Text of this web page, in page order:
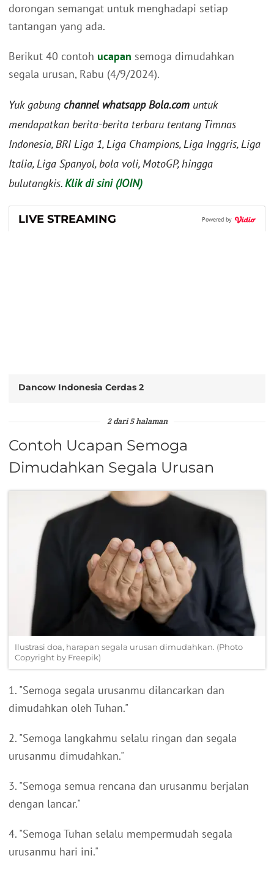
dorongan semangat untuk menghadapi setiap
tantangan yang ada.
Berikut 40 contoh ucapan semoga dimudahkan
segala urusan, Rabu (4/9/2024).
Yuk gabung channel whatsapp Bola.com untuk
mendapatkan berita-berita terbaru tentang Timnas
Indonesia, BRI Liga 1, Liga Champions, Liga Inggris, Liga
Italia, Liga Spanyol, bola voli, MotoGP, hingga
bulutangkis.Klik di sini (JOIN)
LIVE STREAMING Powered by
Dancow Indonesia Cerdas 2
2 dari 5 halaman
Contoh Ucapan Semoga
Dimudahkan Segala Urusan
Ilustrasi doa, harapan segala urusan dimudahkan. (Photo
Copyright by Freepik)
1. "Semoga segala urusanmu dilancarkan dan
dimudahkan oleh Tuhan."
2. "Semoga langkahmu selalu ringan dan segala
urusanmu dimudahkan."
3. "Semoga semua rencana dan urusanmu berjalan
dengan lancar."
4. "Semoga Tuhan selalu mempermudah segala
urusanmu hari ini."